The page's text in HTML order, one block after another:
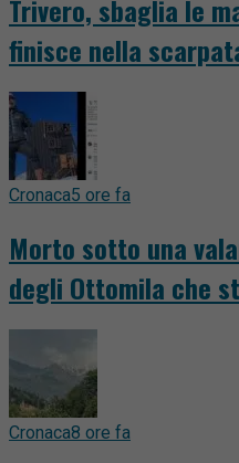
Trivero, sbaglia le
finisce nella
Cronaca5 ore fa
Morto sotto una
degli Ottomila che
Cronaca8 ore fa